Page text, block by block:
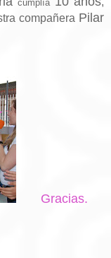
cumplía
compañera Pilar
Gracias.